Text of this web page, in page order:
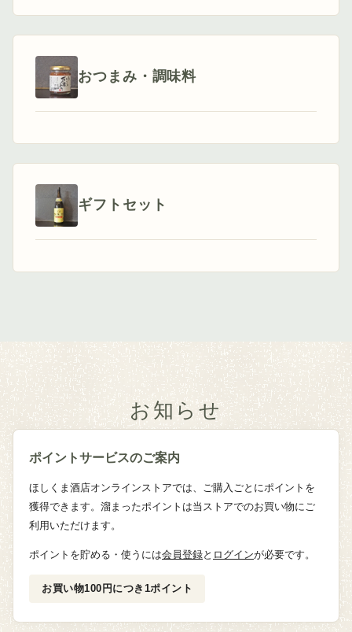
おつまみ・調味料
ギフトセット
お知らせ
ポイントサービスのご案内
ほしくま酒店オンラインストアでは、ご購入ごとにポイントを
獲得できます。溜まったポイントは当ストアでのお買い物にご
利用いただけます。
ポイントを貯める・使うには会員登録と ログインが必要です。
お買い物100円につき1ポイント